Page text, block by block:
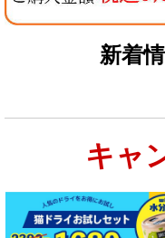
新着
キャ